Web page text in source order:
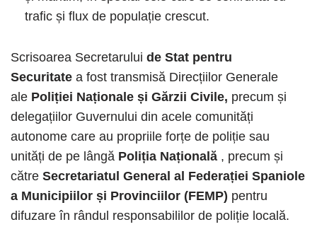
trafic și flux de populație crescut.
Scrisoarea Secretarului de Stat pentru
Securitate a fost transmisă Direcțiilor Generale
ale Poliției Naționale și Gărzii Civile, precum și
delegațiilor Guvernului din acele comunități
autonome care au propriile forțe de poliție sau
unități de pe lângă Poliția Națională , precum și
către Secretariatul General al Federației Spaniole
a Municipiilor și Provinciilor (FEMP) pentru
difuzare în rândul responsabililor de poliție locală.